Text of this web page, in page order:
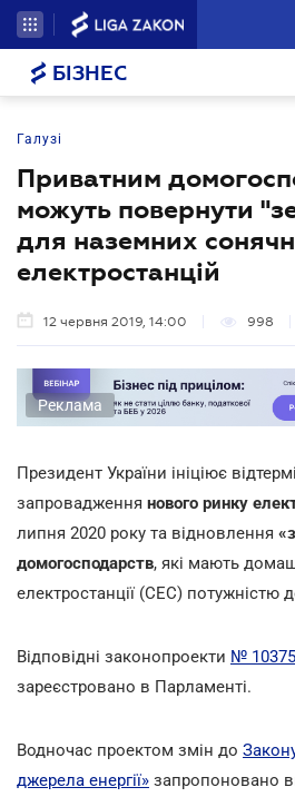
БІЗНЕС
Галузі
Приватним
можуть повернути
для наземних
електростанцій
12 червня 2019, 14:00 998
Реклама
Президент України ініціює
запровадження нового ринку
липня 2020 року та відновлення
домогосподарств, які мають
електростанції (СЕС) потужністю
Відповідні законопроекти № 10375
зареєстровано в Парламенті.
Водночас проектом змін до
джерела енергії» запропоновано